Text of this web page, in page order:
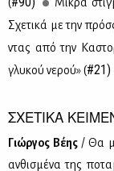
Σχε­τι­κά με την
ντας από την
γλυ­κού νε­ρού» (#21)
ΣΧΕΤΙΚΑ
Γιώρ­γος Βέ­ης / Θα
αν­θι­σμέ­να της